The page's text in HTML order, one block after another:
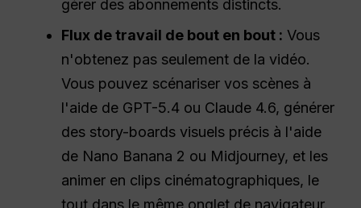
gérer des abonnements distincts.
Flux de travail de bout en bout : Vous
n'obtenez pas seulement de la vidéo.
Vous pouvez scénariser vos scènes à
l'aide de GPT-5.4 ou Claude 4.6, générer
des story-boards visuels précis à l'aide
de Nano Banana 2 ou Midjourney, et les
animer en clips cinématographiques, le
tout dans le même onglet de navigateur.